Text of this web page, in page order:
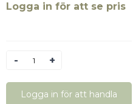
Logga in för att se pris
Antal
Logga in för att handla